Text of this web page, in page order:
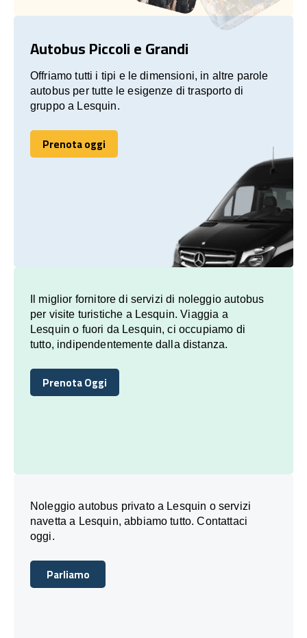
Autobus Piccoli e Grandi
Offriamo tutti i tipi e le dimensioni, in altre parole
autobus per tutte le esigenze di trasporto di
gruppo a Lesquin.
Prenota oggi
Prenota oggi
Il miglior fornitore di servizi di noleggio autobus
per visite turistiche a Lesquin. Viaggia a
Lesquin o fuori da Lesquin, ci occupiamo di
tutto, indipendentemente dalla distanza.
Prenota Oggi
Prenota Oggi
Noleggio autobus privato a Lesquin o servizi
navetta a Lesquin, abbiamo tutto. Contattaci
oggi.
Parliamo
Parliamo